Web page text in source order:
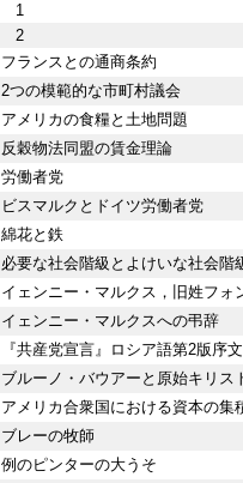
1
2
フランスとの通商条約
2つの模範的な市町村議会
アメリカの食糧と土地問題
反穀物法同盟の賃金理論
労働者党
ビスマルクとドイツ労働者党
綿花と鉄
必要な社会階級とよけいな社会階
イェンニー・マルクス，旧姓フォ
イェンニー・マルクスへの弔辞
『共産党宣言』ロシア語第2版序文
ブルーノ・バウアーと原始キリス
アメリカ合衆国における資本の集
ブレーの牧師
例のピンターの大うそ